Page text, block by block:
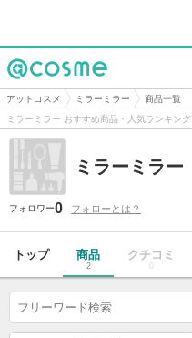
@cosme
アットコスメ ミラーミラー
商品一覧
ミラーミラー おすすめ商品・人気ランキング
ミラーミラー
フォロワー0 フォローとは？
トップ 商品
2
クチコミ
0